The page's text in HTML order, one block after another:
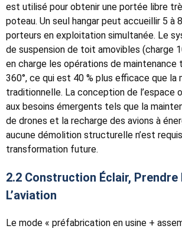
est utilisé pour obtenir une portée libre
poteau. Un seul hangar peut accueillir 5 à
porteurs en exploitation simultanée. Le
de suspension de toit amovibles (charge
en charge les opérations de maintenance
360°, ce qui est 40 % plus efficace que la
traditionnelle. La conception de l’espace
aux besoins émergents tels que la
de drones et la recharge des avions à
aucune démolition structurelle n’est
transformation future.
2.2 Construction Éclair, Prendre
L’aviation
Le mode « préfabrication en usine +